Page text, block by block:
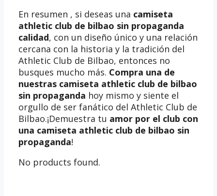
En resumen , si deseas una camiseta
athletic club de bilbao sin propaganda
calidad, con un diseño único y una relación
cercana con la historia y la tradición del
Athletic Club de Bilbao, entonces no
busques mucho más. Compra una de
nuestras camiseta athletic club de bilbao
sin propaganda hoy mismo y siente el
orgullo de ser fanático del Athletic Club de
Bilbao.¡Demuestra tu amor por el club con
una camiseta athletic club de bilbao sin
propaganda!
No products found.